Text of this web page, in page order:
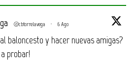
@cbtorrelavega · 6 Ago
baloncesto y hacer nuevas amigas?
probar!